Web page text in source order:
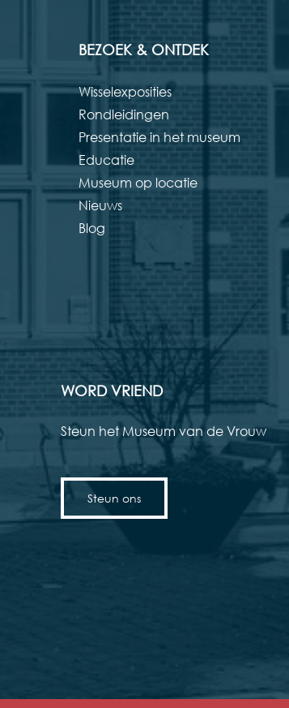
BEZOEK & ONTDEK
Wisselexposities
Rondleidingen
Presentatie in het museum
Educatie
Museum op locatie
Nieuws
Blog
WORD VRIEND
Steun het Museum van de Vrouw
Steun ons